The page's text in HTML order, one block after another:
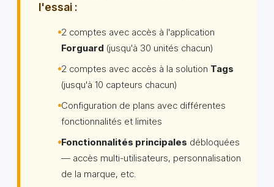
l'essai :
2 comptes avec accès à l'application
Forguard (jusqu'à 30 unités chacun)
2 comptes avec accès à la solution Tags
(jusqu'à 10 capteurs chacun)
Configuration de plans avec différentes
fonctionnalités et limites
Fonctionnalités principales débloquées
— accès multi-utilisateurs, personnalisation
de la marque, etc.